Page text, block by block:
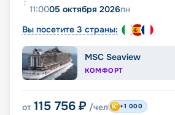
11:0005 октября 2026пн
Вы посетите 3 страны:
MSC Seaview
КОМФОРТ
от 115 756 ₽ /чел +1 000